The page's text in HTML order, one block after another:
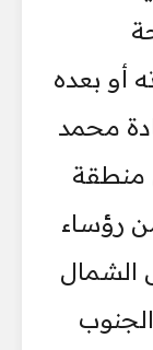
أو بعده
محمد
منطقة
رؤساء
الشمال